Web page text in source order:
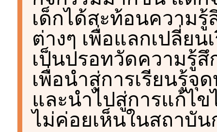
เด็กได้สะท้อนความ
ต่างๆ เพื่อแลกเปลี่ย
เป็นปรอทวัดความรู้
เพื่อนำสู่การเรียนรู้จุ
และนำไปสู่การแก้ไ
ไม่ค่อยเห็นในสถาบัน